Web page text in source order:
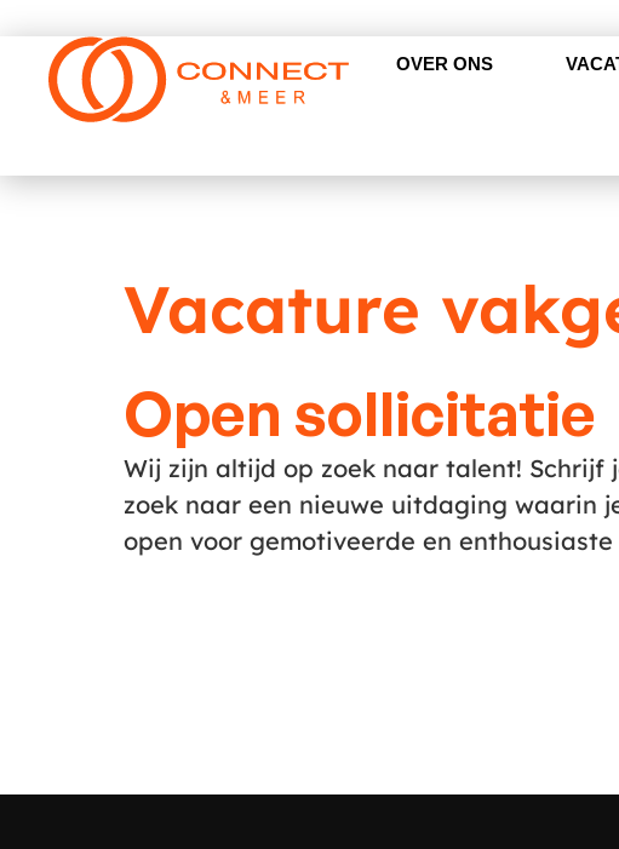
OVER ONS
Vacature
Open sollicitatie
Wij zijn altijd op zoek naar talent! Schrijf
zoek naar een nieuwe uitdaging waarin
open voor gemotiveerde en